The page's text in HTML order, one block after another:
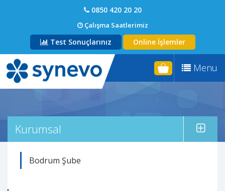
0850 420 20 20
Çalışma Saatlerimiz
Test Sonuçlarınız Online İşlemler
Menu
Kurumsal
Bodrum Şube